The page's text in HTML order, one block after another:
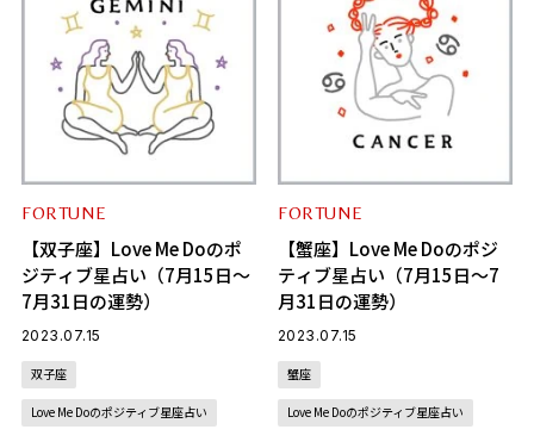
FORTUNE
【双子座】Love Me Doのポ
ジティブ星占い（7月15日～
7月31日の運勢）
2023.07.15
双子座
Love Me Doのポジティブ星座占い
FORTUNE
【蟹座】Love Me Doのポジ
ティブ星占い（7月15日～7
月31日の運勢）
2023.07.15
蟹座
Love Me Doのポジティブ星座占い